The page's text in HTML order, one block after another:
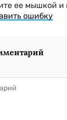
ее мышкой
ошибку